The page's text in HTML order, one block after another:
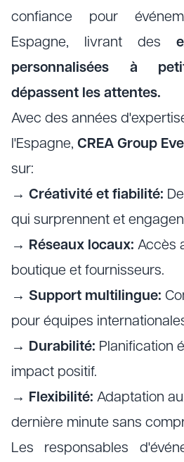
confiance pour
Espagne, livrant des
personnalisées à
dépassent les attentes.
Avec des années
l'Espagne, CREA Group
sur:
→ Créativité et fiabilité:
qui surprennent et
→ Réseaux locaux: Accès
boutique et fournisseurs.
→ Support multilingue:
pour équipes
→ Durabilité: Planification
impact positif.
→ Flexibilité: Adaptation
dernière minute sans
Les responsables